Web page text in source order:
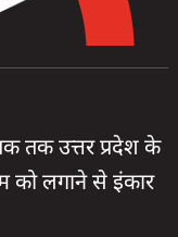
तक उत्तर प्रदेश के
को लगाने से इंकार